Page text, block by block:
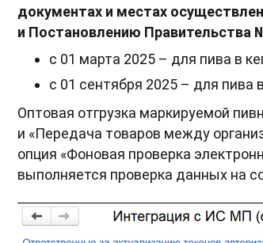
документах и местах
и Постановлению Правительства
с 01 марта 2025 – для пива в
с 01 сентября 2025 – для пива
Оптовая отгрузка маркируемой
и «Передача товаров между
опция «Фоновая проверка
выполняется проверка данных на